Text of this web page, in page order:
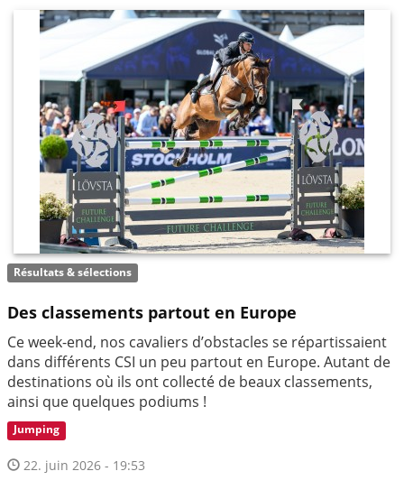
Résultats & sélections
Des classements partout en Europe
Ce week-end, nos cavaliers d’obstacles se répartissaient
dans différents CSI un peu partout en Europe. Autant de
destinations où ils ont collecté de beaux classements,
ainsi que quelques podiums !
Jumping
22. juin 2026 - 19:53